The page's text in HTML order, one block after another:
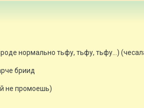
нормально тьфу, тьфу, тьфу...)
бриид
не промоешь)